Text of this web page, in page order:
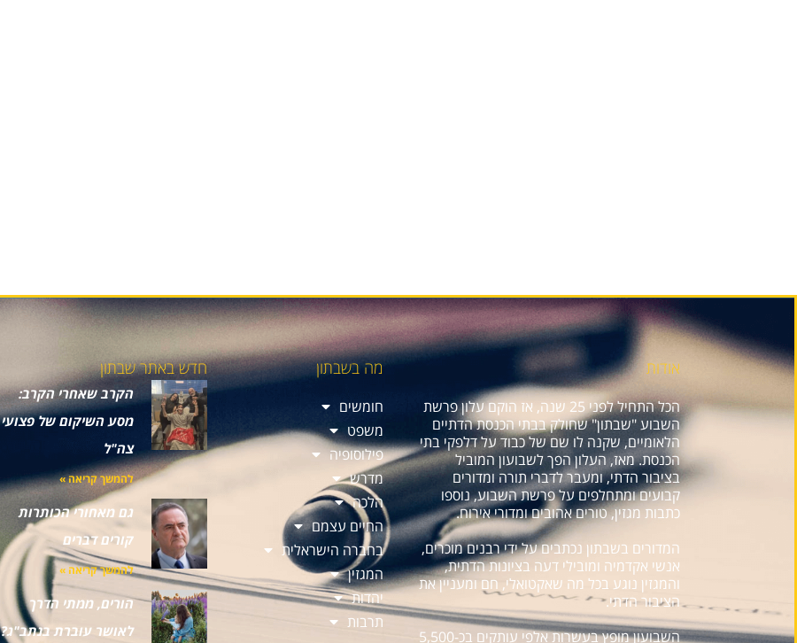
אודות
הכל התחיל לפני 25 שנה, אז הוקם עלון פרשת
השבוע "שבתון" שחולק בבתי הכנסת הדתיים
הלאומיים, שקנה לו שם של כבוד על דלפקי בתי
הכנסת. מאז, העלון הפך לשבועון המוביל
בציבור הדתי, ומעבר לדברי תורה ומדורים
קבועים ומתחלפים על פרשת השבוע, נוספו
כתבות מגזין, טורים אהובים ומדורי אירוח.
המדורים בשבתון נכתבים על ידי רבנים מוכרים,
אנשי אקדמיה ומובילי דעה בציונות הדתית,
והמגזין נוגע בכל מה שאקטואלי, חם ומעניין את
הציבור הדתי.
השבועון מופץ בעשרות אלפי עותקים בכ-5,500
מה בשבתון
חומשים
משפט
פילוסופיה
מדרש
הלכה
החיים עצמם
בחברה הישראלית
המגזין
יהדות
תרבות
חדש באתר שבתון
הקרב שאחרי הקרב:
מסע השיקום של פצועי
צה"ל
להמשך קריאה »
גם מאחורי הכותרות
קורים דברים
להמשך קריאה »
הורים, ממתי הדרך
לאושר עוברת בנתב"ג?